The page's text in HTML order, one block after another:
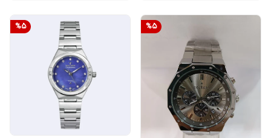
%5
%5